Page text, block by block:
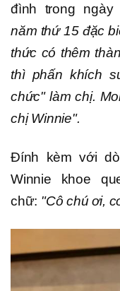
đình trong ngày
năm thứ 15 đặc
thức có thêm
thì phấn khích
chức" làm chị.
chị Winnie".
Đính kèm với
Winnie khoe
chữ: "Cô chú ơi,